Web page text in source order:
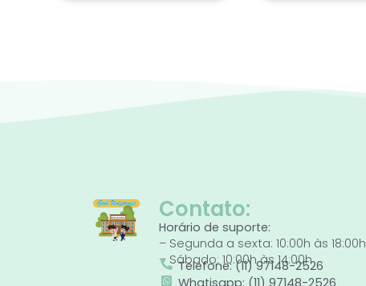
Contato:
Horário de suporte:
– Segunda a sexta: 10:00h às 18:00h
– Sábado: 10:00h às 14:00h
Telefone: (11) 97148-2526
Whatisapp: (11) 97148-2526